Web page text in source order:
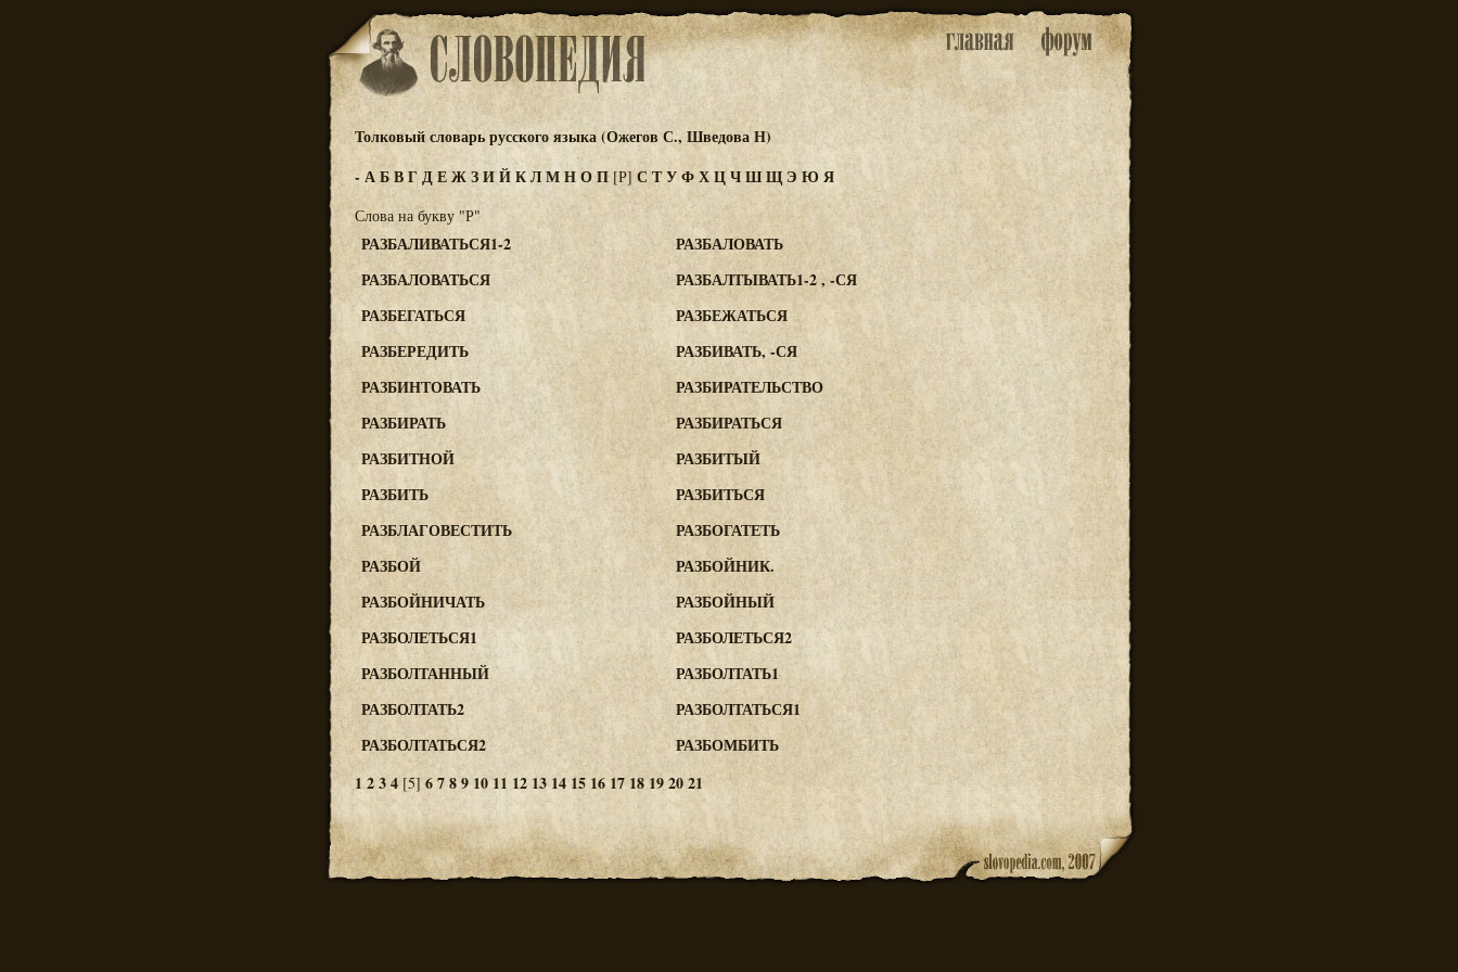
Толковый словарь русского языка (Ожегов С., Шведова Н)
-АБВГДЕЖЗИЙКЛМНОП [Р]СТУФХЦЧШЩЭ Ю Я
Слова на букву "Р"
РАЗБАЛИВАТЬСЯ1-2
РАЗБАЛОВАТЬ
РАЗБАЛОВАТЬСЯ
РАЗБАЛТЫВАТЬ1-2 , -СЯ
РАЗБЕГАТЬСЯ
РАЗБЕЖАТЬСЯ
РАЗБЕРЕДИТЬ
РАЗБИВАТЬ, -СЯ
РАЗБИНТОВАТЬ
РАЗБИРАТЕЛЬСТВО
РАЗБИРАТЬ
РАЗБИРАТЬСЯ
РАЗБИТНОЙ
РАЗБИТЫЙ
РАЗБИТЬ
РАЗБИТЬСЯ
РАЗБЛАГОВЕСТИТЬ
РАЗБОГАТЕТЬ
РАЗБОЙ
РАЗБОЙНИК.
РАЗБОЙНИЧАТЬ
РАЗБОЙНЫЙ
РАЗБОЛЕТЬСЯ1
РАЗБОЛЕТЬСЯ2
РАЗБОЛТАННЫЙ
РАЗБОЛТАТЬ1
РАЗБОЛТАТЬ2
РАЗБОЛТАТЬСЯ1
РАЗБОЛТАТЬСЯ2
РАЗБОМБИТЬ
1 234 [5] 6789 10 11 12 13 14 15 16 17 18 192021